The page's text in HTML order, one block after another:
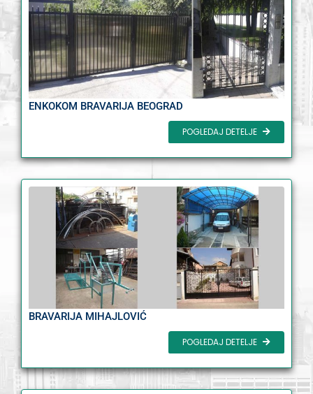
ENKOKOM BRAVARIJA BEOGRAD
POGLEDAJ DETELJE
BRAVARIJA MIHAJLOVIĆ
POGLEDAJ DETELJE